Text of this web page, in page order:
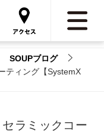
SOUPブログ
ティング【SystemX
ラミックコー